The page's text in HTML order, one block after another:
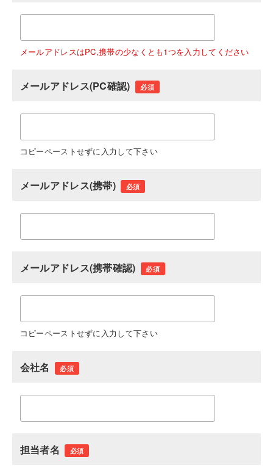
メールアドレスはPC,携帯の少なくとも1つを入力してください
メールアドレス(PC確認) 必須
コピーペーストせずに入力して下さい
メールアドレス(携帯) 必須
メールアドレス(携帯確認) 必須
コピーペーストせずに入力して下さい
会社名 必須
担当者名 必須